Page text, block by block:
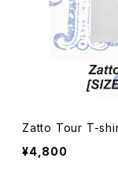
Zatto Tour T-
¥4,800